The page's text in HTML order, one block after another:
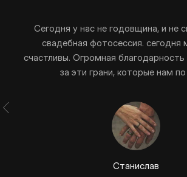
Сегодня у нас не годовщина, и не
свадебная фотосессия. сегодня
счастливы. Огромная благодарность
за эти грани, которые нам
Станислав